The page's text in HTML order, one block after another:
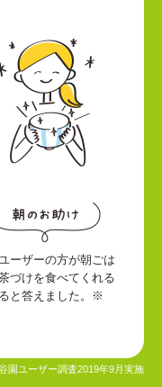
ーザーの方が朝ごは
づけを食べてくれる
と答えました。※
園ユーザー調査2019年9月実施